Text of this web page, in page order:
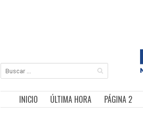
INICIO ÚLTIMA HORA PÁGINA 2